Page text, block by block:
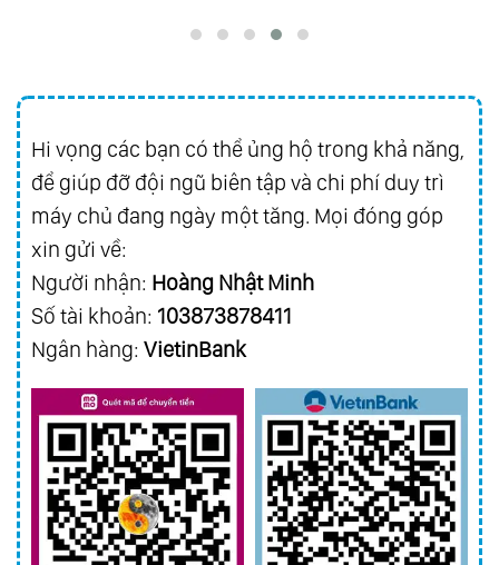
Hi vọng các bạn có thể ủng hộ trong khả năng,
để giúp đỡ đội ngũ biên tập và chi phí duy trì
máy chủ đang ngày một tăng. Mọi đóng góp
xin gửi về:
Người nhận: Hoàng Nhật Minh
Số tài khoản: 103873878411
Ngân hàng: VietinBank